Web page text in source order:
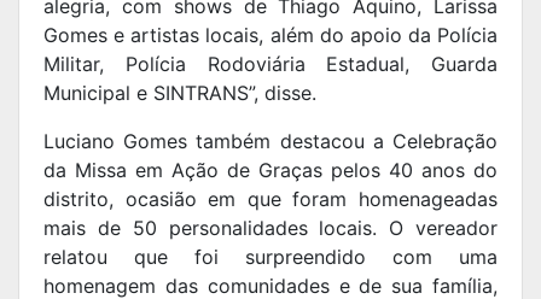
alegria, com shows de Thiago Aquino, Larissa
Gomes e artistas locais, além do apoio da Polícia
Militar, Polícia Rodoviária Estadual, Guarda
Municipal e SINTRANS”, disse.
Luciano Gomes também destacou a Celebração
da Missa em Ação de Graças pelos 40 anos do
distrito, ocasião em que foram homenageadas
mais de 50 personalidades locais. O vereador
relatou que foi surpreendido com uma
homenagem das comunidades e de sua família,